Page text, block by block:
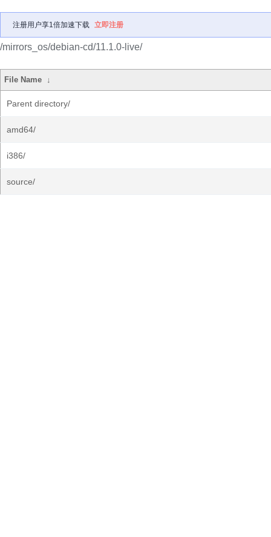
注册用户享1倍加速下载 立即注册
/mirrors_os/debian-cd/11.1.0-live/
File Name ↓
Parent directory/
amd64/
i386/
source/